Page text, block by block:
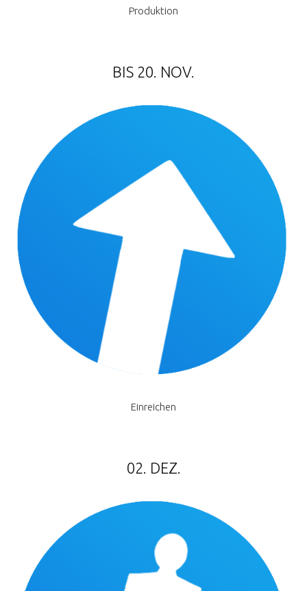
Produktion
BIS 20. NOV.
Einreichen
02. DEZ.